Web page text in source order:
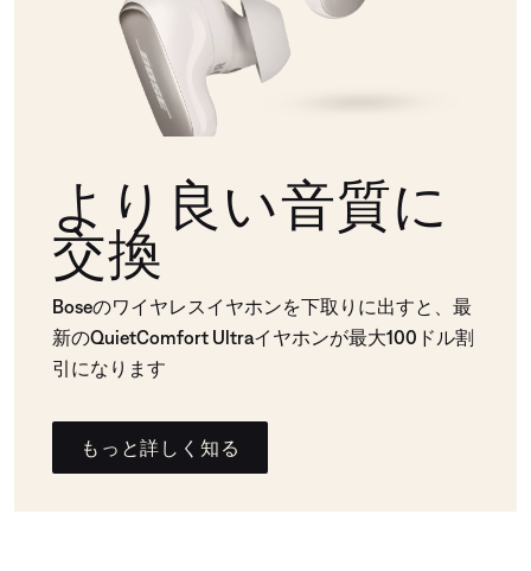
より良い音質に
交換
Boseのワイヤレスイヤホンを下取りに出すと、最
新のQuietComfort Ultraイヤホンが最大100ドル割
引になります
もっと詳しく知る